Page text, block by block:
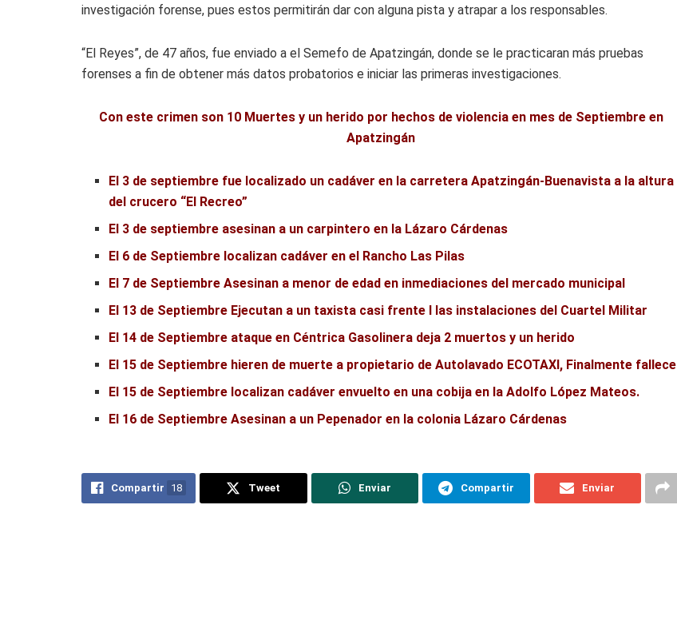
investigación forense, pues estos permitirán dar con alguna pista y atrapar a los responsables.
“El Reyes”, de 47 años, fue enviado a el Semefo de Apatzingán, donde se le practicaran más pruebas
forenses a fin de obtener más datos probatorios e iniciar las primeras investigaciones.
Con este crimen son 10 Muertes y un herido por hechos de violencia en mes de Septiembre en
Apatzingán
El 3 de septiembre fue localizado un cadáver en la carretera Apatzingán-Buenavista a la altura
del crucero “El Recreo”
El 3 de septiembre asesinan a un carpintero en la Lázaro Cárdenas
El 6 de Septiembre localizan cadáver en el Rancho Las Pilas
El 7 de Septiembre Asesinan a menor de edad en inmediaciones del mercado municipal
El 13 de Septiembre Ejecutan a un taxista casi frente l las instalaciones del Cuartel Militar
El 14 de Septiembre ataque en Céntrica Gasolinera deja 2 muertos y un herido
El 15 de Septiembre hieren de muerte a propietario de Autolavado ECOTAXI, Finalmente fallece
El 15 de Septiembre localizan cadáver envuelto en una cobija en la Adolfo López Mateos.
El 16 de Septiembre Asesinan a un Pepenador en la colonia Lázaro Cárdenas
Compartir 18 Tweet Enviar Compartir Enviar